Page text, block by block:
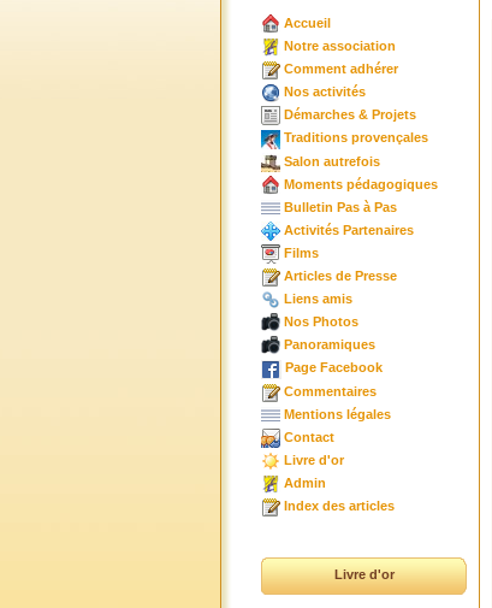
Accueil
Notre association
Comment adhérer
Nos activités
Démarches & Projets
Traditions provençales
Salon autrefois
Moments pédagogiques
Bulletin Pas à Pas
Activités Partenaires
Films
Articles de Presse
Liens amis
Nos Photos
Panoramiques
Page Facebook
Commentaires
Mentions légales
Contact
Livre d'or
Admin
Index des articles
Livre d'or